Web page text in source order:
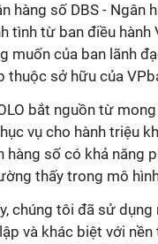
hàng số DBS - Ngân
tình từ ban điều hành
muốn của ban lãnh
thuộc sở hữu của
bắt nguồn từ
vụ cho hành triệu
hàng số có khả năng
thấy trong mô
chúng tôi đã sử
và khác biệt với